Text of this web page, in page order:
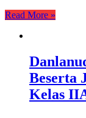
Read More »
Beserta
Kelas